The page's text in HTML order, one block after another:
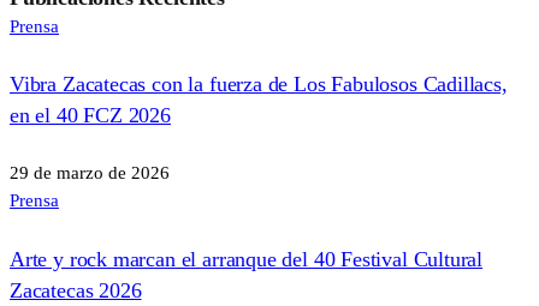
Prensa
Vibra Zacatecas con la fuerza de Los Fabulosos Cadillacs,
en el 40 FCZ 2026
29 de marzo de 2026
Prensa
Arte y rock marcan el arranque del 40 Festival Cultural
Zacatecas 2026